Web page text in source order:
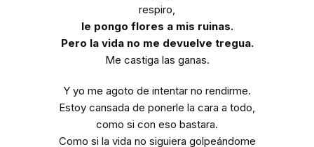
respiro,
le pongo flores a mis ruinas.
Pero la vida no me devuelve tregua.
Me castiga las ganas.
Y yo me agoto de intentar no rendirme.
Estoy cansada de ponerle la cara a todo,
como si con eso bastara.
Como si la vida no siguiera golpeándome